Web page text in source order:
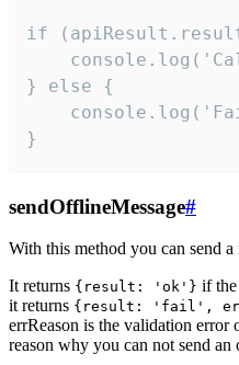
if
} else {
}
sendOfflineMessage#
With this method you can send
It returns {result: 'ok'} if the
it returns {result: 'fail',
errReason is the validation error
reason why you can not send an